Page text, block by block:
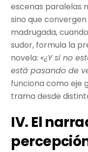
escenas paralelas
sino que
madrugada,
sudor, formula la
novela: «¿Y si no
está pasando de
funciona como eje
trama desde
IV. El